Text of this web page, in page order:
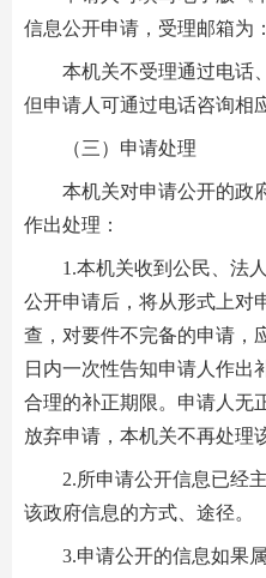
信息公开申请，受理邮箱为：
本机关不受理通过电话
但申请人可通过电话咨询相
（三）申请处理
本机关对申请公开的政
作出处理：
1.本机关收到公民、法
公开申请后，将从形式上对
查，对要件不完备的申请，
日内一次性告知申请人作出
合理的补正期限。申请人无
放弃申请，本机关不再处理
2.所申请公开信息已经
该政府信息的方式、途径。
3.申请公开的信息如果